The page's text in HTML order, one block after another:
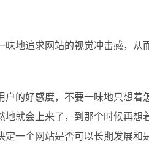
地追求网站的视觉冲击感，从
的好感度，不要一味地只想着
就会上来了，到那个时候再想
一个网站是否可以长期发展和